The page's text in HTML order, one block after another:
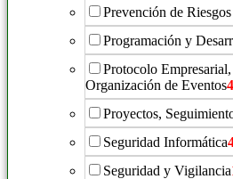
Prevención de
Programación y
Protocolo
Organización de Eventos4
Proyectos,
Seguridad Informática
Seguridad y Vigilancia